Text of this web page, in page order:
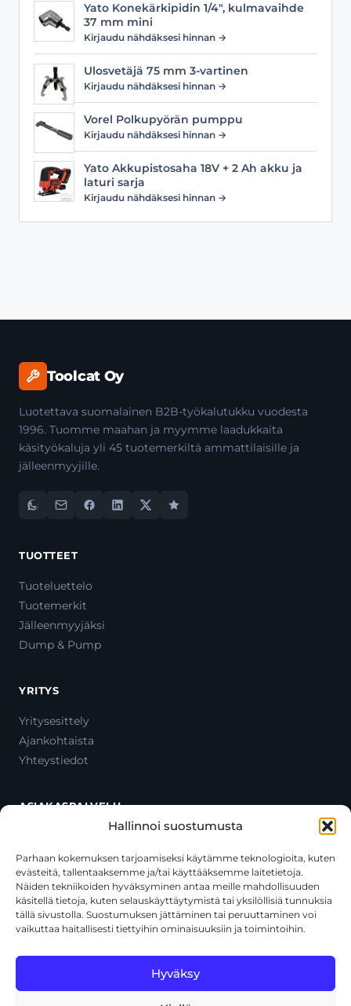
Hallinnoi suostumusta
Parhaan kokemuksen tarjoamiseksi käytämme teknologioita, kuten
evästeitä, tallentaaksemme ja/tai käyttääksemme laitetietoja.
Näiden tekniikoiden hyväksyminen antaa meille mahdollisuuden
käsitellä tietoja, kuten selauskäyttäytymistä tai yksilöllisiä tunnuksia
tällä sivustolla. Suostumuksen jättäminen tai peruuttaminen voi
vaikuttaa haitallisesti tiettyihin ominaisuuksiin ja toimintoihin.
Hyväksy
Yato Konekärkipidin 1/4", kulmavaihde
37 mm mini
Kirjaudu nähdäksesi hinnan →
Ulosvetäjä 75 mm 3-vartinen
Kirjaudu nähdäksesi hinnan →
Vorel Polkupyörän pumppu
Kirjaudu nähdäksesi hinnan →
Yato Akkupistosaha 18V + 2 Ah akku ja
laturi sarja
Kirjaudu nähdäksesi hinnan →
Toolcat Oy
Luotettava suomalainen B2B-työkalutukku vuodesta
1996. Tuomme maahan ja myymme laadukkaita
käsityökaluja yli 45 tuotemerkiltä ammattilaisille ja
jälleenmyyjille.
TUOTTEET
Tuoteluettelo
Tuotemerkit
Jälleenmyyjäksi
Dump & Pump
YRITYS
Yritysesittely
Ajankohtaista
Yhteystiedot
ASIAKASPALVELU
Oma tili
Maksutavat
Toimitustavat
Usein kysytyt kysymykset
+358 44 270 3795
asiakaspalvelu@toolcat.fi